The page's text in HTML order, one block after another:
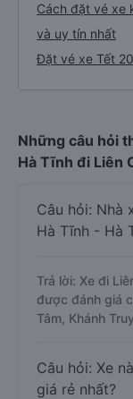
Cách đặt vé xe
và uy tín nhất
Đặt vé xe Tết
Những câu hỏi
Hà Tĩnh đi Liên
Câu hỏi: Nhà
Hà Tĩnh - Hà
Trả lời: Xe đi
được đánh giá
Tâm, Khánh
Câu hỏi: Xe
giá rẻ nhất?